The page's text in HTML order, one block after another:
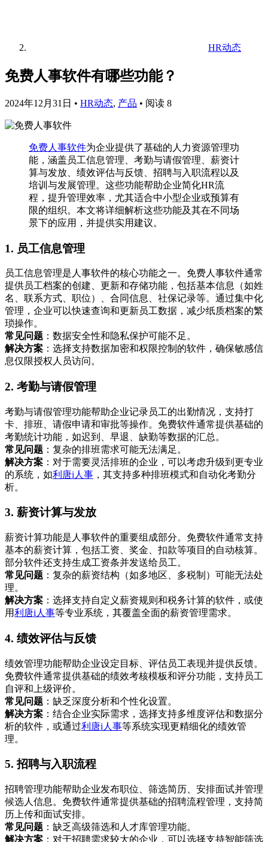
HR动态
免费人事软件有哪些功能？
2024年12月31日 • HR动态, 产品 • 阅读 8
免费人事软件为企业提供了基础的人力资源管理功
能，涵盖员工信息管理、考勤与请假管理、薪资计
算与发放、绩效评估与反馈、招聘与入职流程以及
培训与发展管理。这些功能帮助企业简化HR流
程，提升管理效率，尤其适合中小型企业或预算有
限的组织。本文将详细解析这些功能及其在不同场
景下的应用，并提供实用建议。
1. 员工信息管理
员工信息管理是人事软件的核心功能之一。免费人事软件通常
提供员工档案的创建、更新和存储功能，包括基本信息（如姓
名、联系方式、职位）、合同信息、社保记录等。通过集中化
管理，企业可以快速查询和更新员工数据，减少纸质档案的繁
琐操作。
常见问题 ：数据安全性和隐私保护可能不足。
解决方案 ：选择支持数据加密和权限控制的软件，确保敏感信
息仅限授权人员访问。
2. 考勤与请假管理
考勤与请假管理功能帮助企业记录员工的出勤情况，支持打
卡、排班、请假申请和审批等操作。免费软件通常提供基础的
考勤统计功能，如迟到、早退、缺勤等数据的汇总。
常见问题 ：复杂的排班需求可能无法满足。
解决方案 ：对于需要灵活排班的企业，可以考虑升级到更专业
的系统，如利唐i人事 ，其支持多种排班模式和自动化考勤分
析。
3. 薪资计算与发放
薪资计算功能是人事软件的重要组成部分。免费软件通常支持
基本的薪资计算，包括工资、奖金、扣款等项目的自动核算。
部分软件还支持生成工资条并发送给员工。
常见问题 ：复杂的薪资结构（如多地区、多税制）可能无法处
理。
解决方案 ：选择支持自定义薪资规则和税务计算的软件，或使
用利唐i人事等专业系统，其覆盖全面的薪资管理需求。
4. 绩效评估与反馈
绩效管理功能帮助企业设定目标、评估员工表现并提供反馈。
免费软件通常提供基础的绩效考核模板和评分功能，支持员工
自评和上级评价。
常见问题 ：缺乏深度分析和个性化设置。
解决方案 ：结合企业实际需求，选择支持多维度评估和数据分
析的软件，或通过利唐i人事等系统实现更精细化的绩效管
理。
5. 招聘与入职流程
招聘管理功能帮助企业发布职位、筛选简历、安排面试并管理
候选人信息。免费软件通常提供基础的招聘流程管理，支持简
历上传和面试安排。
常见问题 ：缺乏高级筛选和人才库管理功能。
解决方案 ：对于招聘需求较大的企业，可以选择支持智能筛选